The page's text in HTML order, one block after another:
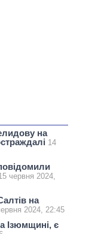
на
14
червня 2024,
на
2024, 22:45
Ізюмщині, є